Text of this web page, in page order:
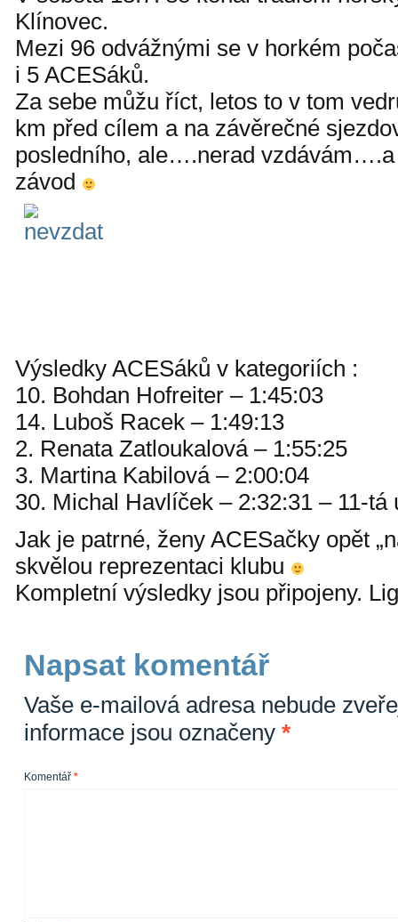
Klínovec.
Mezi 96 odvážnými se v horkém
i 5 ACESáků.
Za sebe můžu říct, letos to v tom
km před cílem a na závěrečné
posledního, ale….nerad vzdávám….a
závod
Výsledky ACESáků v kategoriích :
10. Bohdan Hofreiter – 1:45:03
14. Luboš Racek – 1:49:13
2. Renata Zatloukalová – 1:55:25
3. Martina Kabilová – 2:00:04
30. Michal Havlíček – 2:32:31 – 11-tá
Jak je patrné, ženy ACESačky opět
skvělou reprezentaci klubu
Kompletní výsledky jsou připojeny.
Napsat komentář
Vaše e-mailová adresa nebude
informace jsou označeny *
Komentář *